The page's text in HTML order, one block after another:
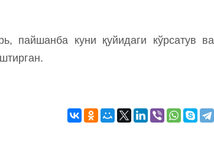
пайшанба куни қуйидаги кўрсатув ва